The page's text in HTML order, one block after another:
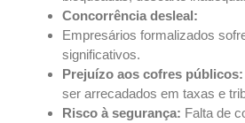
Concorrência desleal:
Empresários formalizados
significativos.
Prejuízo aos cofres públicos:
ser arrecadados em taxas e
Risco à segurança: Falta de